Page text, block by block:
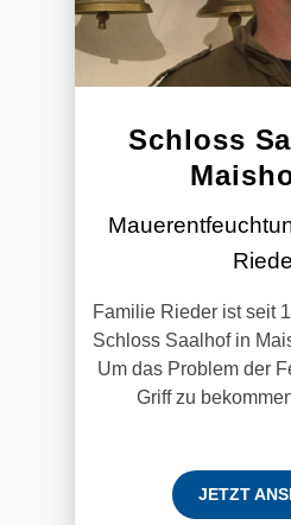
Schloss
Familie Rieder ist seit
Schloss Saalhof in
Um das Problem der
Griff zu
JETZT